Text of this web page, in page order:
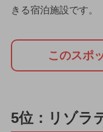
きる宿泊施設です。
このスポ
5位：リゾラ